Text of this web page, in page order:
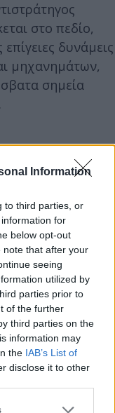
Information
to third parties, or
for
below opt-out
note that after your
seeing
utilized by
parties prior to
of the further
third parties on the
information may
the IAB’s List of
disclose it to other
or more Google
στο πεδίο,
δυνάμεις
μηχανημάτων,
σημεία
σύμφωνα με την
και
που
επί της ουσίας
επίσημα.
ρίψεις
επίγειες
σε